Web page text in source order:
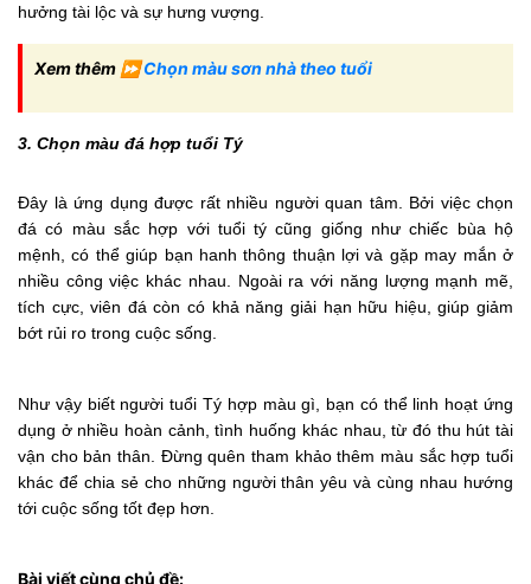
hưởng tài lộc và sự hưng vượng.
Xem thêm ⏩Chọn màu sơn nhà theo tuổi
3. Chọn màu đá hợp tuổi Tý
Đây là ứng dụng được rất nhiều người quan tâm. Bởi việc chọn
đá có màu sắc hợp với tuổi tý cũng giống như chiếc bùa hộ
mệnh, có thể giúp bạn hanh thông thuận lợi và gặp may mắn ở
nhiều công việc khác nhau. Ngoài ra với năng lượng mạnh mẽ,
tích cực, viên đá còn có khả năng giải hạn hữu hiệu, giúp giảm
bớt rủi ro trong cuộc sống.
Như vậy biết người tuổi Tý hợp màu gì, bạn có thể linh hoạt ứng
dụng ở nhiều hoàn cảnh, tình huống khác nhau, từ đó thu hút tài
vận cho bản thân. Đừng quên tham khảo thêm màu sắc hợp tuổi
khác để chia sẻ cho những người thân yêu và cùng nhau hướng
tới cuộc sống tốt đẹp hơn.
Bài viết cùng chủ đề: